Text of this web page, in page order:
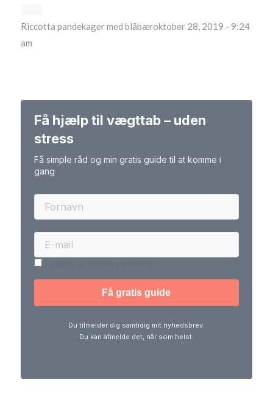
Riccotta pandekager med blåbæroktober 28, 2019 - 9:24
am
Få hjælp til vægttab – uden
stress
Få simple råd og min gratis guide til at komme i
gang
Du tilmelder dig samtidig mit nyhedsbrev.
Du kan afmelde det, når som helst.